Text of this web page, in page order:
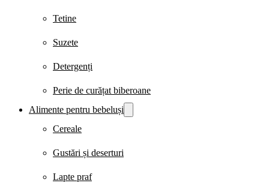
Tetine
Suzete
Detergenți
Perie de curățat biberoane
Alimente pentru bebeluși
Cereale
Gustări și deserturi
Lapte praf